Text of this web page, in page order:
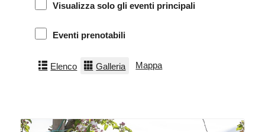
Visualizza solo gli eventi principali
Eventi prenotabili
Elenco Galleria Mappa